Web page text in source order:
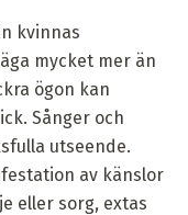
kvinnas
mycket mer än
ögon kan
Sånger och
utseende.
av känslor
eller sorg, extas